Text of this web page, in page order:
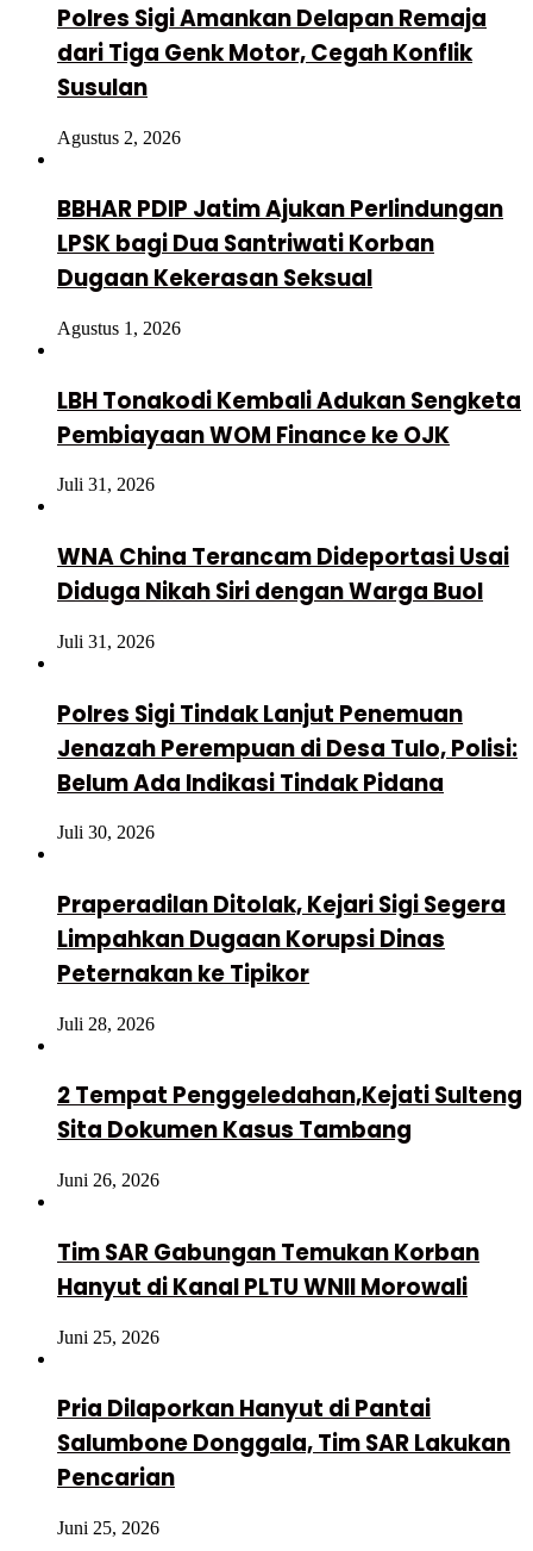
Polres Sigi Amankan Delapan Remaja
dari Tiga Genk Motor, Cegah Konflik
Susulan
Agustus 2, 2026
BBHAR PDIP Jatim Ajukan Perlindungan
LPSK bagi Dua Santriwati Korban
Dugaan Kekerasan Seksual
Agustus 1, 2026
LBH Tonakodi Kembali Adukan Sengketa
Pembiayaan WOM Finance ke OJK
Juli 31, 2026
WNA China Terancam Dideportasi Usai
Diduga Nikah Siri dengan Warga Buol
Juli 31, 2026
Polres Sigi Tindak Lanjut Penemuan
Jenazah Perempuan di Desa Tulo, Polisi:
Belum Ada Indikasi Tindak Pidana
Juli 30, 2026
Praperadilan Ditolak, Kejari Sigi Segera
Limpahkan Dugaan Korupsi Dinas
Peternakan ke Tipikor
Juli 28, 2026
2 Tempat Penggeledahan,Kejati Sulteng
Sita Dokumen Kasus Tambang
Juni 26, 2026
Tim SAR Gabungan Temukan Korban
Hanyut di Kanal PLTU WNII Morowali
Juni 25, 2026
Pria Dilaporkan Hanyut di Pantai
Salumbone Donggala, Tim SAR Lakukan
Pencarian
Juni 25, 2026